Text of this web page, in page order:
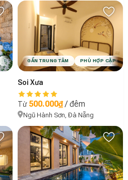
PHÙ HỢP GIA ĐÌNH HỒ BƠI VIBE MINIMAL
GẦN TRUNG TÂM PHÙ HỢP CẶP ĐÔI
Soi Xưa
Từ 500.000₫/ đêm
Ngũ Hành Sơn, Đà Nẵng